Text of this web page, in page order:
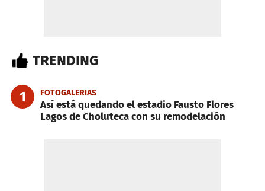
TRENDING
1 FOTOGALERIAS
Así está quedando el estadio Fausto Flores
Lagos de Choluteca con su remodelación